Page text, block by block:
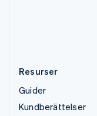
Resurser
Guider
Kundberättelser